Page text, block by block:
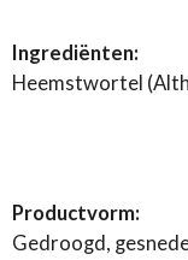
Ingrediënten:
Heemstwortel
Productvorm:
Gedroogd,